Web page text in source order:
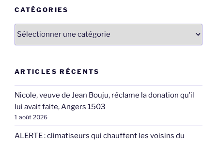
CATÉGORIES
ARTICLES RÉCENTS
Nicole, veuve de Jean Bouju, réclame la donation qu’il
lui avait faite, Angers 1503
1 août 2026
ALERTE : climatiseurs qui chauffent les voisins du